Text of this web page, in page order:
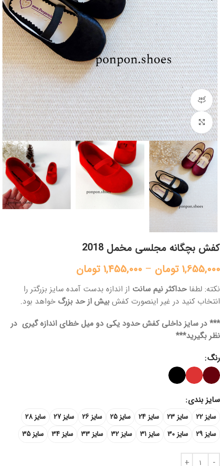
مشاهده 360 درجه
برای بزرگنمایی کلیک کنید
کفش بچگانه مجلسی مخمل 2018
1,655,000 تومان –
1,455,000 تومان
نکته: لطفاحداکثر نیم سانت از اندازه بدست آمده سایز بزرگتر را
انتخاب کنید در غیر اینصورت کفش بیش از حد بزرگ خواهد بود.
*** در سایز داخلی کفش حدود یکی دو میل خطای اندازه گیری در
نظر بگیرید***
رنگ
سایز بندی
سایز 22 سایز 23 سایز 24 سایز 25 سایز 26 سایز 27
سایز 28
سایز 29
سایز 30 سایز 31 سایز 32 سایز 33 سایز 34 سایز 35